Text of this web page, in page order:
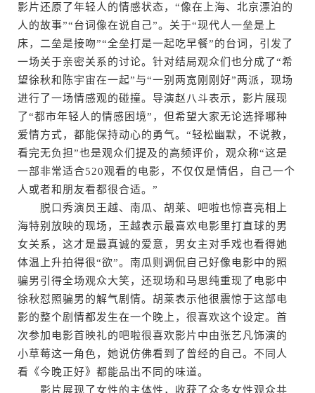
影片还原了年轻人的情感状态，“像在上海、北京漂泊的
人的故事”“台词像在说自己”。关于“现代人一垒是上
床，二垒是接吻”“全垒打是一起吃早餐”的台词，引发了
一场关于亲密关系的讨论。针对结局观众们也分成了“希
望徐秋和陈宇宙在一起”与“一别两宽刚刚好”两派，现场
进行了一场情感观的碰撞。导演赵八斗表示，影片展现
了“都市年轻人的情感困境”，但希望大家无论选择哪种
爱情方式，都能保持动心的勇气。“轻松幽默，不说教，
看完无负担”也是观众们提及的高频评价，观众称“这是
一部非常适合520观看的电影，不仅仅是情侣，自己一个
人或者和朋友看都很合适。”
脱口秀演员王越、南瓜、胡莱、吧啦也惊喜亮相上
海特别放映的现场，王越表示最喜欢电影里打直球的男
女关系，这才是最真诚的爱意，男女主对手戏也看得她
体温上升拍得很“欲”。南瓜则调侃自己好像电影中的照
骗男引得全场观众大笑，还现场和马思纯重现了电影中
徐秋怼照骗男的解气剧情。胡莱表示他很震惊于这部电
影的整个剧情都发生在一个晚上，很喜欢这个设定。首
次参加电影首映礼的吧啦很喜欢影片中由张艺凡饰演的
小草莓这一角色，她说仿佛看到了曾经的自己。不同人
看《今晚正好》都能品出不同的味道。
影片展现了女性的主体性，收获了众多女性观众共